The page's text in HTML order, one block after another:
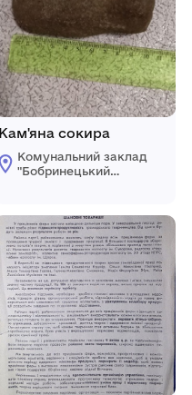
Кам'яна сокира
Комунальний заклад
"Бобринецький
імені Миколи
Смоленчука"
Бобринецької
міської ради